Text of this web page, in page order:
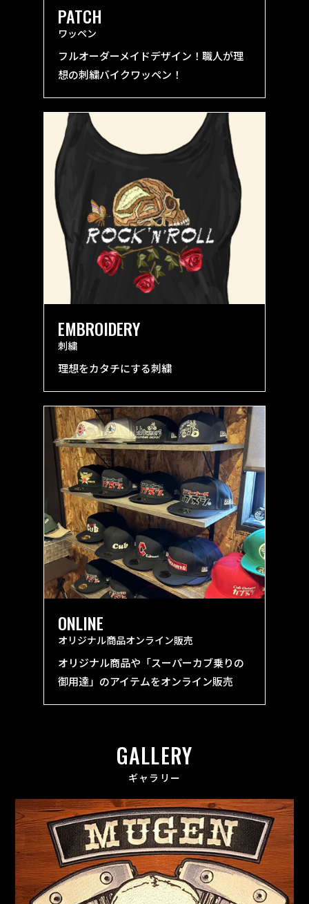
PATCH
ワッペン
フルオーダーメイドデザイン！職人が理
想の刺繍バイクワッペン！
EMBROIDERY
刺繍
理想をカタチにする刺繍
ONLINE
オリジナル商品オンライン販売
オリジナル商品や「スーパーカブ乗りの
御用達」のアイテムをオンライン販売
GALLERY
ギャラリー